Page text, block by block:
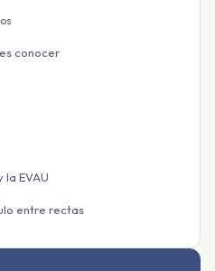
conocer
la EVAU
entre rectas